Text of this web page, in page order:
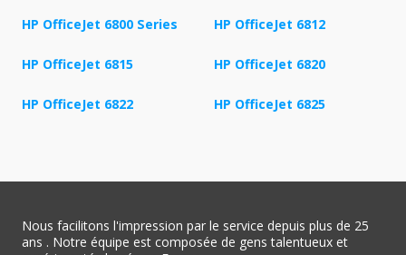
HP OfficeJet 6800 Series HP OfficeJet 6812
HP OfficeJet 6815 HP OfficeJet 6820
HP OfficeJet 6822 HP OfficeJet 6825
Nous facilitons l'impression par le service depuis plus de 25
ans . Notre équipe est composée de gens talentueux et